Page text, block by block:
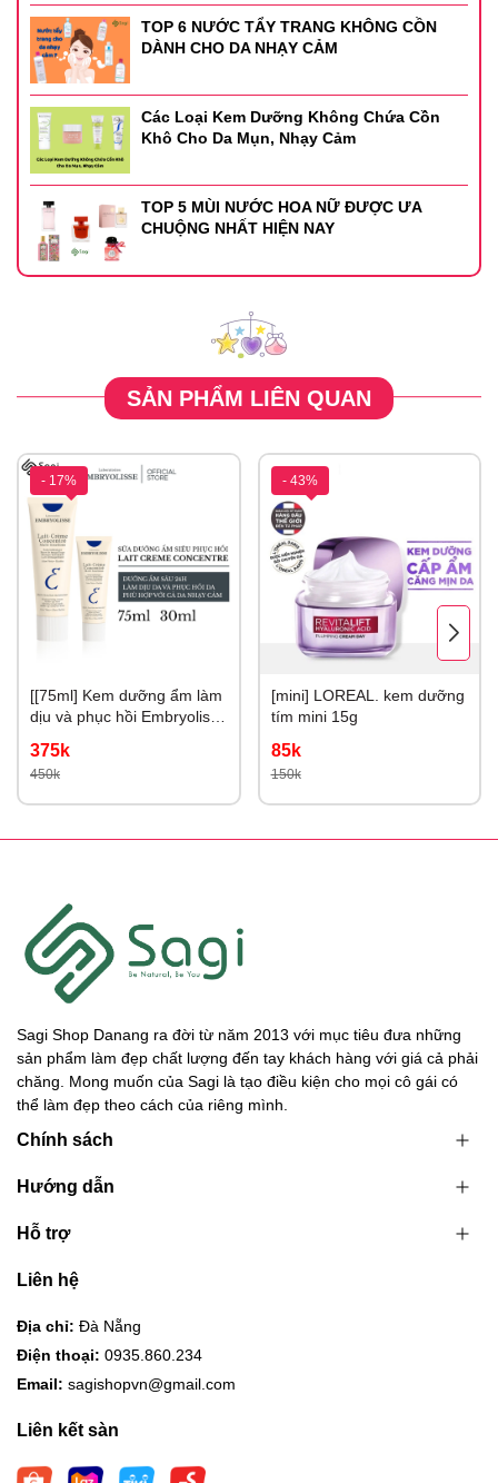
TOP 6 NƯỚC TẨY TRANG KHÔNG CỒN
DÀNH CHO DA NHẠY CẢM
Các Loại Kem Dưỡng Không Chứa Cồn
Khô Cho Da Mụn, Nhạy Cảm
TOP 5 MÙI NƯỚC HOA NỮ ĐƯỢC ƯA
CHUỘNG NHẤT HIỆN NAY
SẢN PHẨM LIÊN QUAN
- 17%
[[75ml] Kem dưỡng ẩm làm
dịu và phục hồi Embryolisse
375k
450k
- 43%
[mini] LOREAL. kem dưỡng
tím mini 15g
85k
150k
Sagi Shop Danang ra đời từ năm 2013 với mục tiêu đưa những
sản phẩm làm đẹp chất lượng đến tay khách hàng với giá cả phải
chăng. Mong muốn của Sagi là tạo điều kiện cho mọi cô gái có
thể làm đẹp theo cách của riêng mình.
Chính sách
Hướng dẫn
Hỗ trợ
Liên hệ
Địa chỉ: Đà Nẵng
Điện thoại: 0935.860.234
Email: sagishopvn@gmail.com
Liên kết sàn